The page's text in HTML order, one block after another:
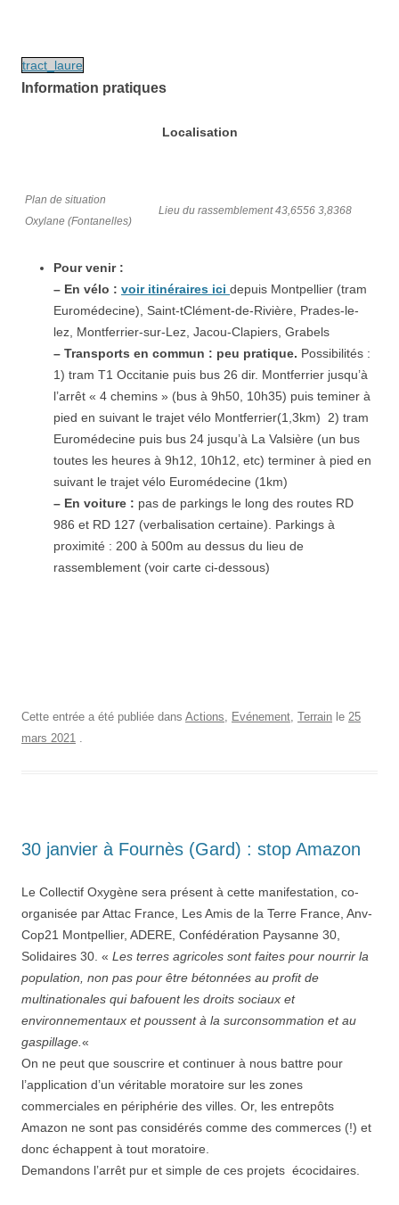
tract_laure
Information pratiques
Localisation
Lieu du rassemblement 43,6556 3,8368
Plan de situation
Oxylane (Fontanelles)
Pour venir :
– En vélo : voir itinéraires ici depuis Montpellier (tram
Euromédecine), Saint-tClément-de-Rivière, Prades-le-
lez, Montferrier-sur-Lez, Jacou-Clapiers, Grabels
– Transports en commun : peu pratique. Possibilités :
1) tram T1 Occitanie puis bus 26 dir. Montferrier jusqu’à
l’arrêt « 4 chemins » (bus à 9h50, 10h35) puis teminer à
pied en suivant le trajet vélo Montferrier(1,3km) 2) tram
Euromédecine puis bus 24 jusqu’à La Valsière (un bus
toutes les heures à 9h12, 10h12, etc) terminer à pied en
suivant le trajet vélo Euromédecine (1km)
– En voiture : pas de parkings le long des routes RD
986 et RD 127 (verbalisation certaine). Parkings à
proximité : 200 à 500m au dessus du lieu de
rassemblement (voir carte ci-dessous)
Cette entrée a été publiée dans Actions, Evénement, Terrain le 25
mars 2021 .
30 janvier à Fournès (Gard) : stop Amazon
Le Collectif Oxygène sera présent à cette manifestation, co-
organisée par Attac France, Les Amis de la Terre France, Anv-
Cop21 Montpellier, ADERE, Confédération Paysanne 30,
Solidaires 30. « Les terres agricoles sont faites pour nourrir la
population, non pas pour être bétonnées au profit de
multinationales qui bafouent les droits sociaux et
environnementaux et poussent à la surconsommation et au
gaspillage. «
On ne peut que souscrire et continuer à nous battre pour
l’application d’un véritable moratoire sur les zones
commerciales en périphérie des villes. Or, les entrepôts
Amazon ne sont pas considérés comme des commerces (!) et
donc échappent à tout moratoire.
Demandons l’arrêt pur et simple de ces projets écocidaires.